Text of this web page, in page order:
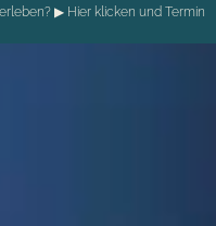
▶ Hier klicken und Termin